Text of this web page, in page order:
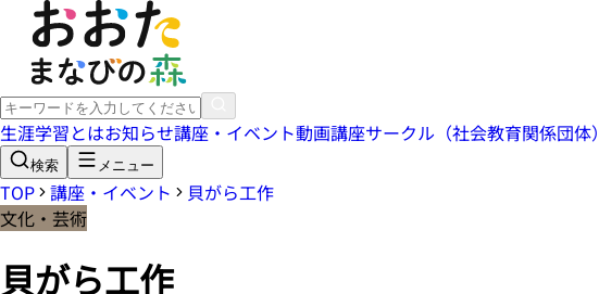
生涯学習とはお知らせ講座・イベント動画講座サークル（社会教育関係団体）
検索 メニュー
TOP 講座・イベント
貝がら工作
文化・芸術
貝がら工作